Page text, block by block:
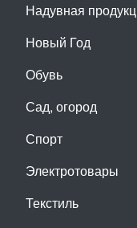
Надувная
Новый Год
Обувь
Сад, огород
Спорт
Электротовары
Текстиль